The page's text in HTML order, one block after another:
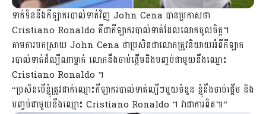
ទាក់ទិននឹងកីឡាករបាល់ទាត់វិញ John Cena បានប្រកាសថា
Cristiano Ronaldo គឺជាកីឡាករបាល់ទាត់ដែលលោកចូលចិត្ត។
តាមការបកស្រាយ John Cena ថាប្រសិនជាលោកត្រូវនិយាយអំពីកីឡាក
របាល់ទាត់ដ៏ល្បីណាម្នាក់ លោកនឹងចាប់ផ្តើមនិងបញ្ចប់ជាមួយនឹងឈ្មោះ
Cristiano Ronaldo ។
“ប្រសិនបើខ្ញុំត្រូវដាក់ឈ្មោះកីឡាករបាល់ទាត់ល្បីៗមួយចំនួន ខ្ញុំនឹងចាប់ផ្តើម និង
បញ្ចប់ជាមួយនឹងឈ្មោះ Cristiano Ronaldo ។ វាជាការពិត៕”